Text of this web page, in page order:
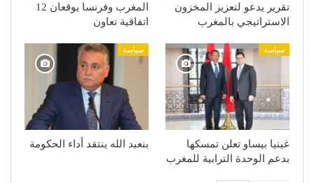
تقرير يدعو لتعزيز المخزون
الاستراتيجي بالمغرب
المغرب وفرنسا يوقعان 12
اتفاقية تعاون
سياسة
غينيا بيساو تعلن تمسكها
بدعم الوحدة الترابية للمغرب
سياسة
بنعبد الله ينتقد أداء الحكومة